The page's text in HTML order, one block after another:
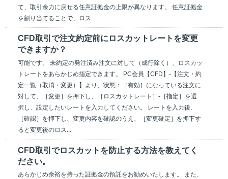
て、取引余力に戻せる任意証拠金の上限が異なります。 任意証拠金
を割り当てることで、ロス...
CFD取引で注文約定前にロスカットレートを変更
できますか？
可能です。 未約定の発注済み注文に対して（成行除く）、ロスカッ
トレートをあらかじめ指定できます。 PC会員【CFD】-【注文・約
定一覧（取消・変更）】より、状態：［有効］になっている注文に
対して、［変更］を押下し、［ロスカットレート］-［指定］を選
択し、設定したいレートを入力してください。 レートを入力後、
［確認］を押下し、変更内容を確認のうえ、［変更確定］を押下す
ると変更後のロス...
CFD取引でロスカットを防止する方法を教えてく
ださい。
あらかじめ余裕を持った証拠金の預託をお勧めいたします。 また、